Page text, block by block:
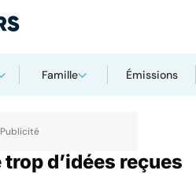
Famille Émissions
d’idées reçues